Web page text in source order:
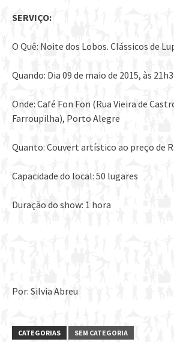
SERVIÇO:
O Quê: Noite dos Lobos. Clássicos de
Quando: Dia 09 de maio de 2015, às
Onde: Café Fon Fon (Rua Vieira de
Farroupilha), Porto Alegre
Quanto: Couvert artístico ao preço de
Capacidade do local: 50 lugares
Duração do show: 1 hora
Por: Silvia Abreu
CATEGORIAS SEM CATEGORIA